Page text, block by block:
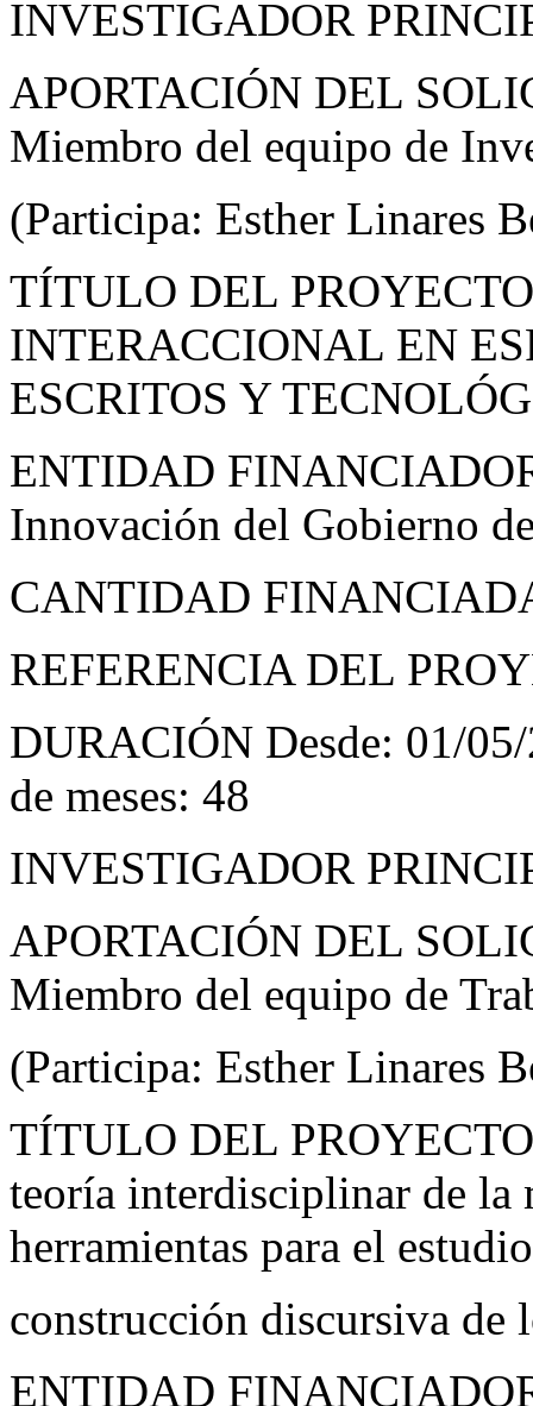
INVESTIGADOR
APORTACIÓN DEL
Miembro del equipo de
(Participa: Esther Linares
TÍTULO DEL
INTERACCIONAL EN
ESCRITOS Y
ENTIDAD
Innovación del Gobierno
CANTIDAD
REFERENCIA DEL
DURACIÓN Desde: 01/
de meses: 48
INVESTIGADOR
APORTACIÓN DEL
Miembro del equipo de
(Participa: Esther Linares
TÍTULO DEL
teoría interdisciplinar de la
herramientas para el
construcción discursiva
ENTIDAD